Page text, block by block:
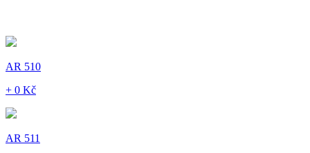
AR 510
+ 0 Kč
AR 511